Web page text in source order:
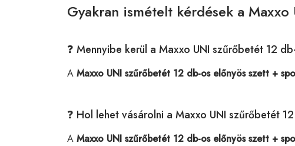
Gyakran ismételt kérdések a
❓ Mennyibe kerül a Maxxo UNI szűrőbetét 12
A Maxxo UNI szűrőbetét 12 db-os előnyös szett +
❓ Hol lehet vásárolni a Maxxo UNI szűrőbetét
A Maxxo UNI szűrőbetét 12 db-os előnyös szett +